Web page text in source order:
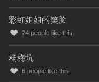
彩虹姐姐的笑脸
24 people like this
杨梅坑
6 people like this